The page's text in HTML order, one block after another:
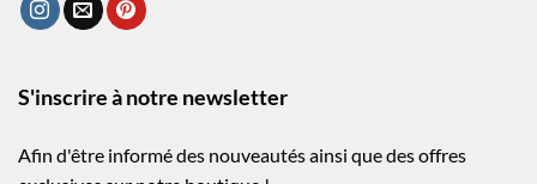
S'inscrire à notre newsletter
Afin d'être informé des nouveautés ainsi que des offres